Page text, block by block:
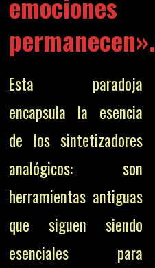
permanecen».
Esta paradoja
encapsula la esencia
de los sintetizadores
analógicos: son
herramientas antiguas
que siguen siendo
esenciales para